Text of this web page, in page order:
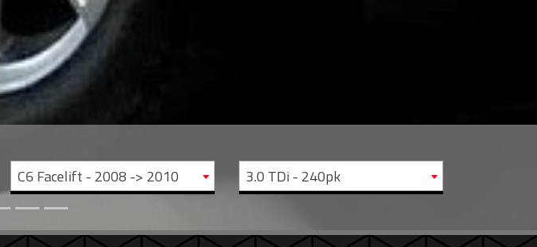
C6 Facelift - 2008 -> 2010 3.0 TDi - 240pk